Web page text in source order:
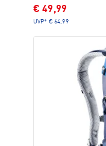
€ 49,99
UVP* € 64,99